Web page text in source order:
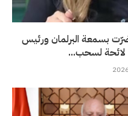
بسمعة البرلمان ورئيس
لائحة لسحب...